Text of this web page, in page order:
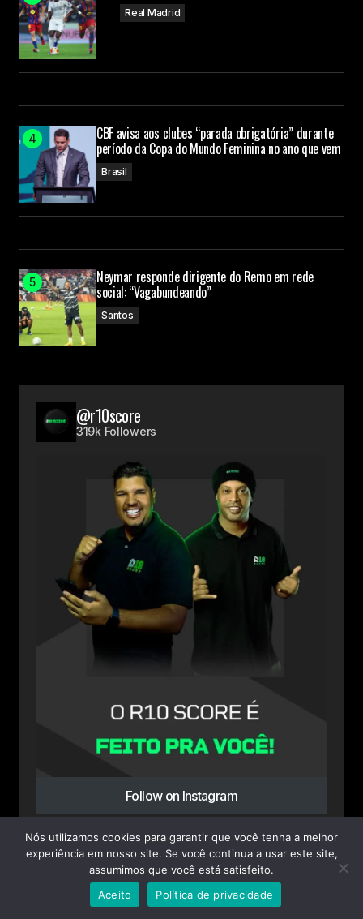
Real Madrid
CBF avisa aos clubes “parada obrigatória” durante
período da Copa do Mundo Feminina no ano que vem
Brasil
Neymar responde dirigente do Remo em rede
social: “Vagabundeando”
Santos
@r10score
319k Followers
Follow on Instagram
Nós utilizamos cookies para garantir que você tenha a melhor
experiência em nosso site. Se você continua a usar este site,
assumimos que você está satisfeito.
Aceito
Política de privacidade